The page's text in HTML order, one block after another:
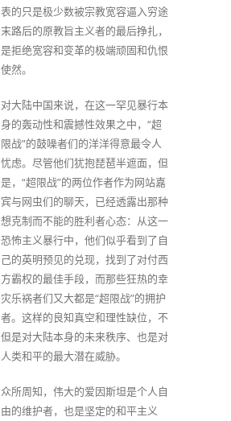
表的只是极少数被宗教宽容逼入穷途
末路后的原教旨主义者的最后挣扎，
是拒绝宽容和变革的极端顽固和仇恨
使然。
对大陆中国来说，在这一罕见暴行本
身的轰动性和震撼性效果之中，“超
限战”的鼓噪者们的洋洋得意最令人
忧虑。尽管他们犹抱琵琶半遮面，但
是，“超限战”的两位作者作为网站嘉
宾与网虫们的聊天，已经透露出那种
想克制而不能的胜利者心态：从这一
恐怖主义暴行中，他们似乎看到了自
己的英明预见的兑现，找到了对付西
方霸权的最佳手段，而那些狂热的幸
灾乐祸者们又大都是“超限战”的拥护
者。这样的良知真空和理性缺位，不
但是对大陆本身的未来秩序、也是对
人类和平的最大潜在威胁。
众所周知，伟大的爱因斯坦是个人自
由的维护者，也是坚定的和平主义